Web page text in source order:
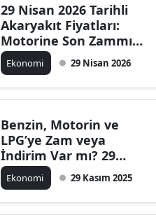
29 Nisan 2026 Tarihli
Akaryakıt Fiyatları:
Motorine Son Zammın
Etkileri ve Benzin
Fiyatı!
Ekonomi 29 Nisan 2026
Benzin, Motorin ve
LPG’ye Zam veya
İndirim Var mı? 29
Kasım Akaryakıt
Fiyatlarında Son
Durum
Ekonomi 29 Kasım 2025